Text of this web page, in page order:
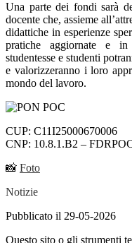
Una parte dei fondi sarà
docente che, assieme
didattiche in esperienze
pratiche aggiornate e in
studentesse e studenti
e valorizzeranno i loro
mondo del lavoro.
CUP: C11I25000670006
CNP: 10.8.1.B2 –
📸 Foto
Notizie
Pubblicato il 29-05-2026
Questo sito o gli strumenti